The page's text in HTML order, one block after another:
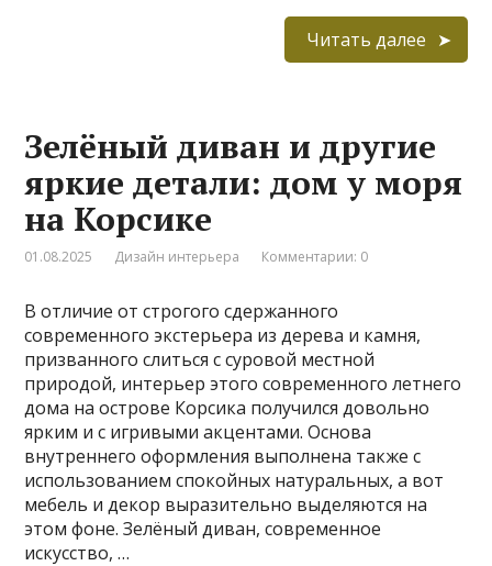
Читать далее
Зелёный диван и другие
яркие детали: дом у моря
на Корсике
01.08.2025 Дизайн интерьера Комментарии: 0
В отличие от строгого сдержанного
современного экстерьера из дерева и камня,
призванного слиться с суровой местной
природой, интерьер этого современного летнего
дома на острове Корсика получился довольно
ярким и с игривыми акцентами. Основа
внутреннего оформления выполнена также с
использованием спокойных натуральных, а вот
мебель и декор выразительно выделяются на
этом фоне. Зелёный диван, современное
искусство, …